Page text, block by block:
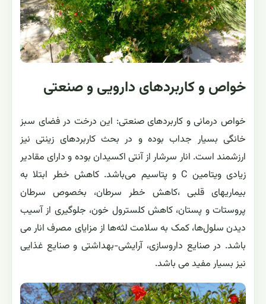
خواص و کاربردهای دارویی و صنعتی
خواص درمانی و کاربردهای صنعتی: این درخت در فضای سبز
خانگی بسیار جداب بوده و در بحث کاربردهای زینتی نیز
ارزشمند است. انار سرشار از آنتی اکسیدان بوده و دارای مقادیر
زیادی ویتامین C و پتاسیم می‌باشد. کاهش خطر ابتلا به
بیماریهای قلبی ،کاهش خطر سرطان، بخصوص سرطان
پروستات و پستان، کاهش کلسترول خون، جلوگیری از آسیب
دیدن سلول‌ها، کمک به سلامت لثه‌ها از مزایای مصرف انار می
باشد. در صنایع داروسازی، آرایشی-بهداشتی و صنایع غذایی
نیز بسیار مفید می باشد.